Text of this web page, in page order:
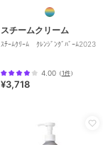
スチームクリーム
ｽﾁｰﾑｸﾘｰﾑ ｸﾚﾝｼﾞﾝｸﾞﾊﾞｰﾑ2023
4.00（1件）
¥3,718